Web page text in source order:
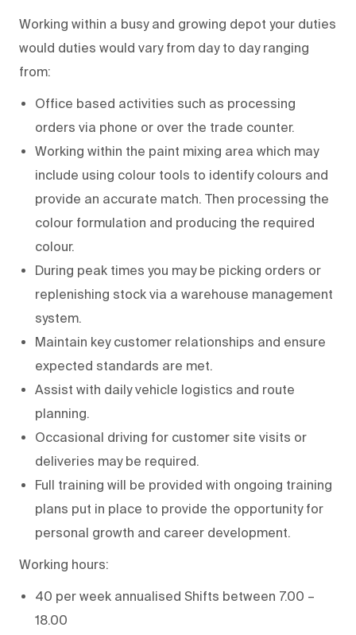
Working within a busy and growing depot your duties
would duties would vary from day to day ranging
from:
Office based activities such as processing
orders via phone or over the trade counter.
Working within the paint mixing area which may
include using colour tools to identify colours and
provide an accurate match. Then processing the
colour formulation and producing the required
colour.
During peak times you may be picking orders or
replenishing stock via a warehouse management
system.
Maintain key customer relationships and ensure
expected standards are met.
Assist with daily vehicle logistics and route
planning.
Occasional driving for customer site visits or
deliveries may be required.
Full training will be provided with ongoing training
plans put in place to provide the opportunity for
personal growth and career development.
Working hours:
40 per week annualised Shifts between 7.00 –
18.00